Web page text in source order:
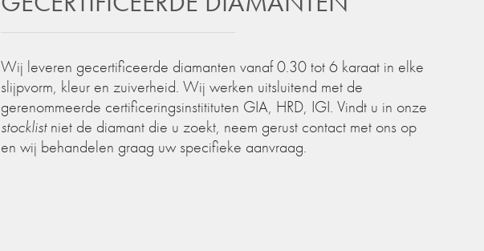
Wij leveren gecertificeerde diamanten vanaf 0.30 tot 6 karaat in elke
slijpvorm, kleur en zuiverheid. Wij werken uitsluitend met de
gerenommeerde certificeringsinstitituten GIA, HRD, IGI. Vindt u in onze
stocklistniet de diamant die u zoekt, neem gerust contact met ons op
en wij behandelen graag uw specifieke aanvraag.